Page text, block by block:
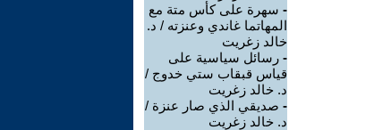
- سهرة على كأس متة مع
المهاتما غاندي وعنزته / د.
خالد زغريت
- رسائل سياسية على
قياس قبقاب ستي خدوج /
د. خالد زغريت
- صديقي الذي صار عنزة /
د. خالد زغريت